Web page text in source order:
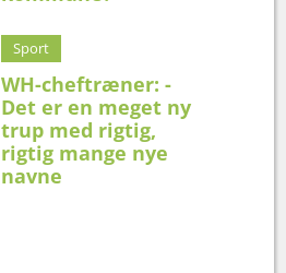
Sport
WH-cheftræner: -
Det er en meget ny
trup med rigtig,
rigtig mange nye
navne